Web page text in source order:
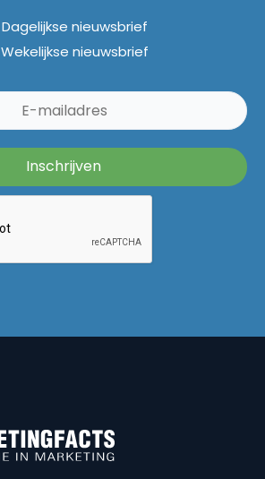
Dagelijkse nieuwsbrief
Wekelijkse nieuwsbrief